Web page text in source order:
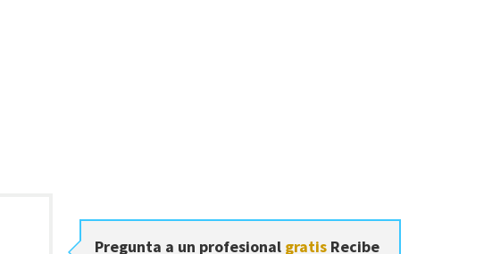
Pregunta a un profesional gratis Recibe